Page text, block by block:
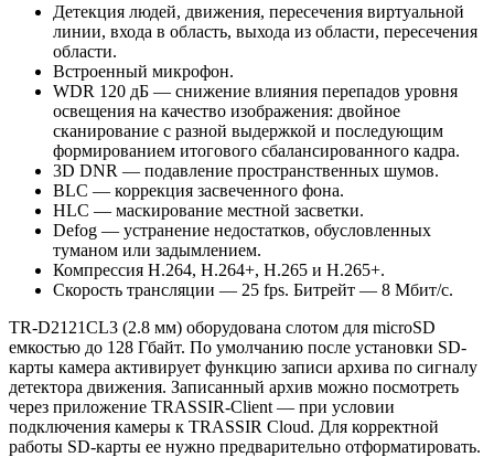
Детекция людей, движения, пересечения виртуальной
линии, входа в область, выхода из области, пересечения
области.
Встроенный микрофон.
WDR 120 дБ — снижение влияния перепадов уровня
освещения на качество изображения: двойное
сканирование с разной выдержкой и последующим
формированием итогового сбалансированного кадра.
3D DNR — подавление пространственных шумов.
BLC — коррекция засвеченного фона.
HLC — маскирование местной засветки.
Defog — устранение недостатков, обусловленных
туманом или задымлением.
Компрессия H.264, H.264+, H.265 и H.265+.
Скорость трансляции — 25 fps. Битрейт — 8 Мбит/с.
TR-D2121CL3 (2.8 мм) оборудована слотом для microSD
емкостью до 128 Гбайт. По умолчанию после установки SD-
карты камера активирует функцию записи архива по сигналу
детектора движения. Записанный архив можно посмотреть
через приложение TRASSIR-Client — при условии
подключения камеры к TRASSIR Cloud. Для корректной
работы SD-карты ее нужно предварительно отформатировать.